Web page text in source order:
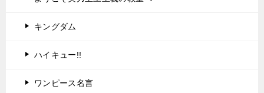
キングダム
ハイキュー!!
ワンピース名言